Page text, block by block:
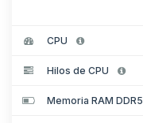
CPU
Hilos de CPU
Memoria RAM DDR5